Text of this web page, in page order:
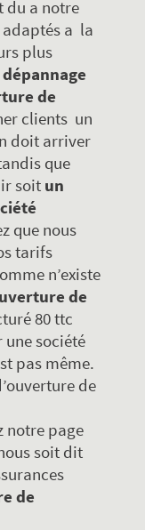
du a notre
adaptés a la
plus
dépannage
de
clients un
doit arriver
que
soit un
que nous
tarifs
n’existe
de
80 ttc
société
pas même.
de
notre page
soit dit
de